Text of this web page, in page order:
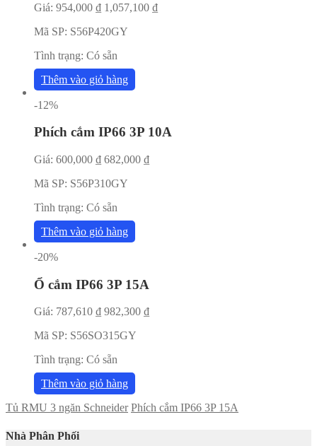
Giá: 954,000 ₫ 1,057,100 ₫
Mã SP: S56P420GY
Tình trạng: Có sẵn
Thêm vào giỏ hàng
-12%
Phích cắm IP66 3P 10A
Giá: 600,000 ₫ 682,000 ₫
Mã SP: S56P310GY
Tình trạng: Có sẵn
Thêm vào giỏ hàng
-20%
Ổ cắm IP66 3P 15A
Giá: 787,610 ₫ 982,300 ₫
Mã SP: S56SO315GY
Tình trạng: Có sẵn
Thêm vào giỏ hàng
Tủ RMU 3 ngăn Schneider Phích cắm IP66 3P 15A
Nhà Phân Phối